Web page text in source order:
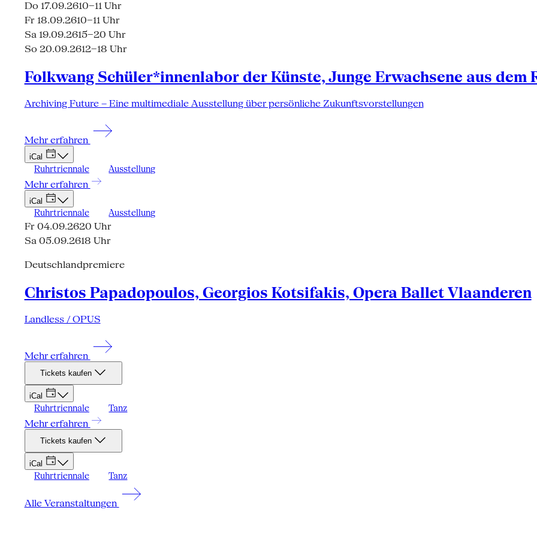
Do 17.09.2610–11 Uhr
Fr 18.09.2610–11 Uhr
Sa 19.09.2615–20 Uhr
So 20.09.2612–18 Uhr
Folkwang Schüler*innenlabor der Künste, Junge Erwachsene aus dem
Archiving Future – Eine multimediale Ausstellung über persönliche Zukunftsvorstellungen
Mehr erfahren
iCal
Ruhrtriennale Ausstellung
Mehr erfahren
iCal
Ruhrtriennale Ausstellung
Fr 04.09.2620 Uhr
Sa 05.09.2618 Uhr
Deutschlandpremiere
Christos Papadopoulos, Georgios Kotsifakis, Opera Ballet Vlaanderen
Landless / OPUS
Mehr erfahren
Tickets kaufen
iCal
Ruhrtriennale Tanz
Mehr erfahren
Tickets kaufen
iCal
Ruhrtriennale Tanz
Alle Veranstaltungen